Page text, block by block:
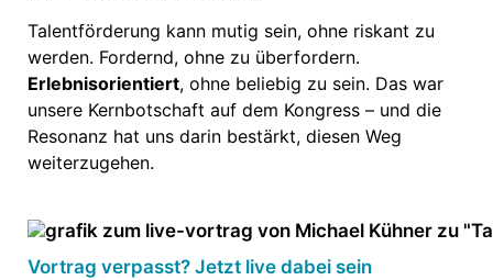
Talentförderung kann mutig sein, ohne riskant zu
werden. Fordernd, ohne zu überfordern.
Erlebnisorientiert, ohne beliebig zu sein. Das war
unsere Kernbotschaft auf dem Kongress – und die
Resonanz hat uns darin bestärkt, diesen Weg
weiterzugehen.
Vortrag verpasst? Jetzt live dabei sein